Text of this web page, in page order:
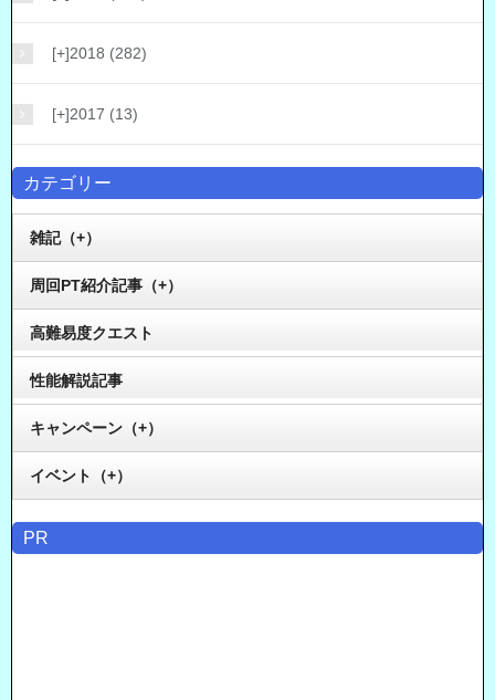
[+]2018 (282)
[+]2017 (13)
カテゴリー
雑記（+）
周回PT紹介記事（+）
高難易度クエスト
性能解説記事
キャンペーン（+）
イベント（+）
PR